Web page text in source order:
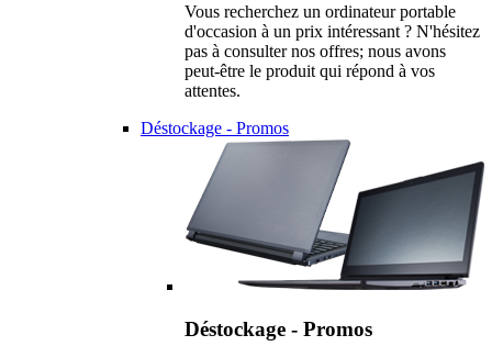
Vous recherchez un ordinateur portable
d'occasion à un prix intéressant ? N'hésitez
pas à consulter nos offres; nous avons
peut-être le produit qui répond à vos
attentes.
Déstockage - Promos
Déstockage - Promos